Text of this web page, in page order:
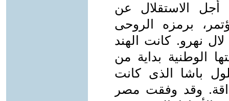
الاستقلال عن
برمزه الروحى
نهرو. كانت الهند
الوطنية بداية من
باشا الذى كانت
وقد وفقت مصر